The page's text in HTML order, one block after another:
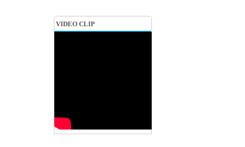
VIDEO CLIP